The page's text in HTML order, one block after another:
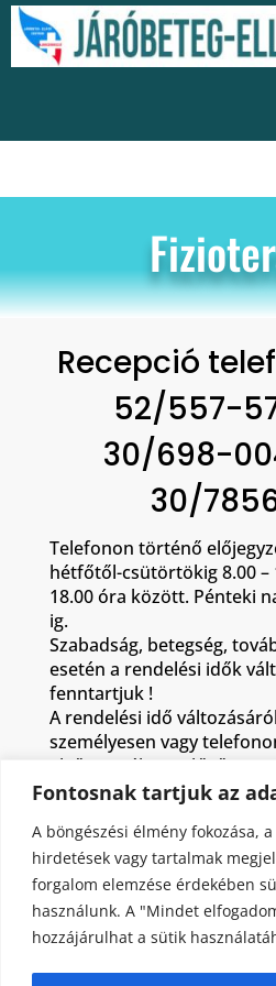
Fontosnak tartjuk az
A böngészési élmény fokozása,
hirdetések vagy tartalmak
forgalom elemzése érdekében
használunk. A "Mindet
hozzájárulhat a sütik
Recepció
52/557-
30/698-
30/
Telefonon történő
hétfőtől-csütörtökig 8.00 –
18.00 óra között. Pénteki
ig.
Szabadság, betegség,
esetén a rendelési idők
fenntartjuk !
A rendelési idő
személyesen vagy
Első vizsgálatra előző
gyógyszerei listáját kérjük
Kezelések helye: 2. emelet
helyiség Telefon: 557-538
Kezelési idő: hétfő –
ig , ( betegeket 15.30-ig
pénteken: 07.00 –
(betegeket 14.00 óráig